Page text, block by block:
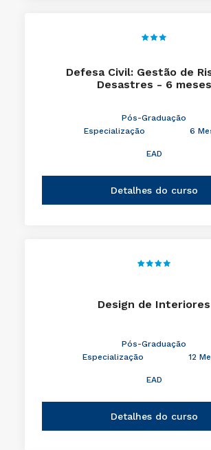
Defesa Civil: Gestão de
Desastres - 6 meses
Pós-Graduação
Especialização
6
EAD
Detalhes do curso
Design de Interiores
Pós-Graduação
Especialização
12
EAD
Detalhes do curso